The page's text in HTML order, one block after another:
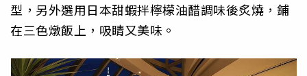
型，另外選用日本甜蝦拌檸檬油醋調味後炙燒，鋪
在三色燉飯上，吸睛又美味。